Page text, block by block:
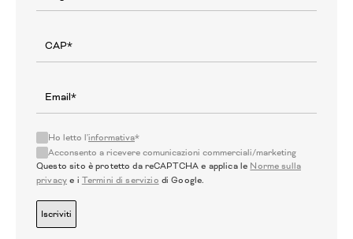
Ho letto l'informativa*
Acconsento a ricevere comunicazioni commerciali/marketing
Questo sito è protetto da reCAPTCHA e applica le Norme sulla
privacy e i Termini di servizio di Google.
Iscriviti